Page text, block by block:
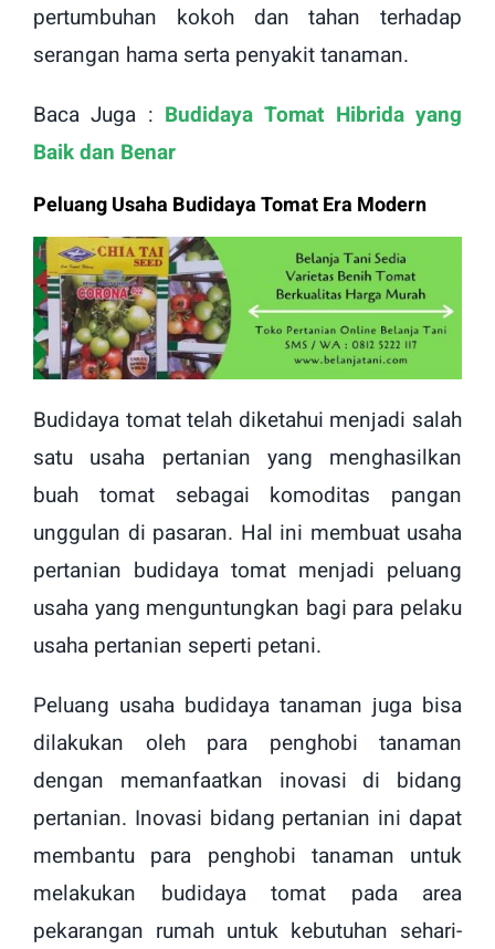
pertumbuhan kokoh dan tahan terhadap
serangan hama serta penyakit tanaman.
Baca Juga : Budidaya Tomat Hibrida yang
Baik dan Benar
Peluang Usaha Budidaya Tomat Era Modern
Budidaya tomat telah diketahui menjadi salah
satu usaha pertanian yang menghasilkan
buah tomat sebagai komoditas pangan
unggulan di pasaran. Hal ini membuat usaha
pertanian budidaya tomat menjadi peluang
usaha yang menguntungkan bagi para pelaku
usaha pertanian seperti petani.
Peluang usaha budidaya tanaman juga bisa
dilakukan oleh para penghobi tanaman
dengan memanfaatkan inovasi di bidang
pertanian. Inovasi bidang pertanian ini dapat
membantu para penghobi tanaman untuk
melakukan budidaya tomat pada area
pekarangan rumah untuk kebutuhan sehari-